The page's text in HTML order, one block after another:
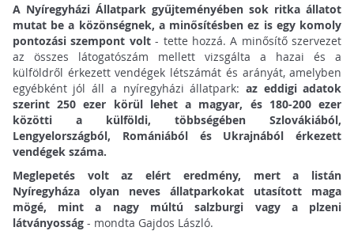
A Nyíregyházi Állatpark gyűjteményében sok ritka állatot
mutat be a közönségnek, a minősítésben ez is egy komoly
pontozási szempont volt- tette hozzá. A minősítő szervezet
az összes látogatószám mellett vizsgálta a hazai és a
külföldről érkezett vendégek létszámát és arányát, amelyben
egyébként jól áll a nyíregyházi állatpark: az eddigi adatok
szerint 250 ezer körül lehet a magyar, és 180-200 ezer
közötti a külföldi, többségében Szlovákiából,
Lengyelországból, Romániából és Ukrajnából érkezett
vendégek száma.
Meglepetés volt az elért eredmény, mert a listán
Nyíregyháza olyan neves állatparkokat utasított maga
mögé, mint a nagy múltú salzburgi vagy a plzeni
látványosság - mondta Gajdos László.